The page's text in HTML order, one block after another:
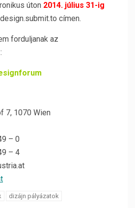
úton 2014. július 31-ig
címen.
forduljanak az
7, 1070 Wien
– 0
– 4
dizájn pályázatok